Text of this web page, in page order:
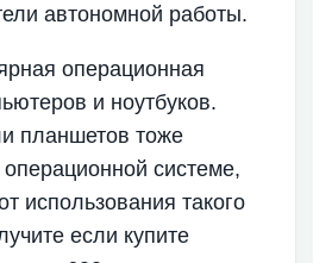
автономной работы.
операционная
и ноутбуков.
планшетов тоже
системе,
использования такого
если купите